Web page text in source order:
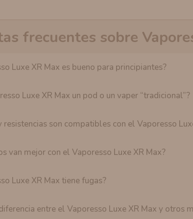
frecuentes sobre
Luxe XR Max es bueno para principiantes?
Luxe XR Max un pod o un vaper “tradicional”?
resistencias son compatibles con el Vaporesso
van mejor con el Vaporesso Luxe XR Max?
Luxe XR Max tiene fugas?
entre el Vaporesso Luxe XR Max y otros